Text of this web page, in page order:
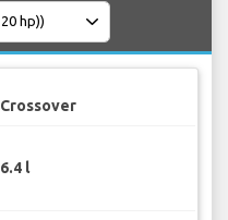
Crossover
6.4 l